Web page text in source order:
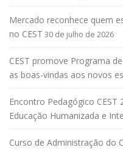
Mercado reconhece quem
no CEST 30 de julho de 2026
CEST promove Programa
as boas-vindas aos novos
Encontro Pedagógico
Educação Humanizada e
Curso de Administração do